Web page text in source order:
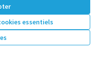
essentiels